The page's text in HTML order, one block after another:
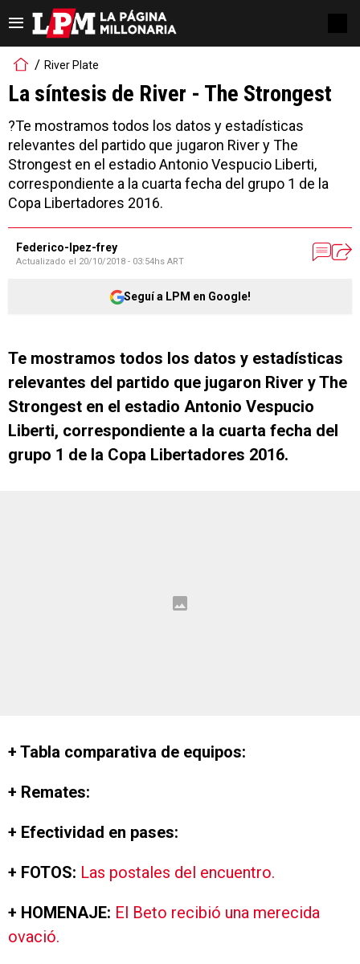
River Plate
La síntesis de River - The Strongest
?Te mostramos todos los datos y estadísticas
relevantes del partido que jugaron River y The
Strongest en el estadio Antonio Vespucio Liberti,
correspondiente a la cuarta fecha del grupo 1 de la
Copa Libertadores 2016.
Federico-lpez-frey
Actualizado el 20/10/2018 - 03:54hs ART
Seguí a LPM en Google!
Te mostramos todos los datos y estadísticas
relevantes del partido que jugaron River y The
Strongest en el estadio Antonio Vespucio
Liberti, correspondiente a la cuarta fecha del
grupo 1 de la Copa Libertadores 2016.
+ Tabla comparativa de equipos:
+ Remates:
+ Efectividad en pases:
+ FOTOS: Las postales del encuentro.
+ HOMENAJE: El Beto recibió una merecida
ovació.